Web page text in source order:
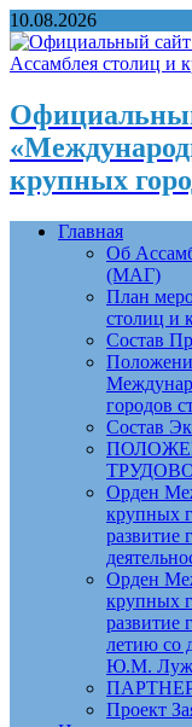
10.08.2026
крупных
Главная
Об
(МАГ)
План
столиц и
Состав
городов
Состав
Орден
крупных
развитие
Орден
крупных
развитие
летию со
Ю.М.
Проект